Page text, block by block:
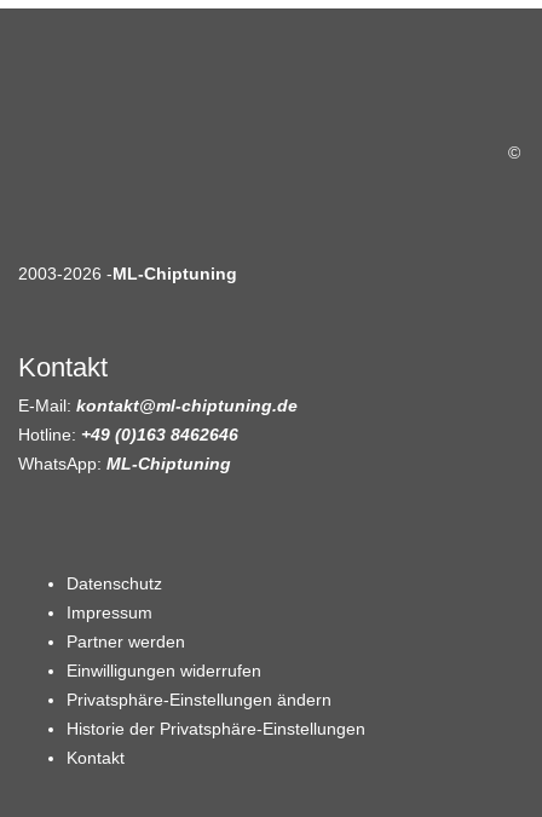
©
2003-2026 -ML-Chiptuning
Kontakt
E-Mail: kontakt@ml-chiptuning.de
Hotline: +49 (0)163 8462646
WhatsApp: ML-Chiptuning
Datenschutz
Impressum
Partner werden
Einwilligungen widerrufen
Privatsphäre-Einstellungen ändern
Historie der Privatsphäre-Einstellungen
Kontakt